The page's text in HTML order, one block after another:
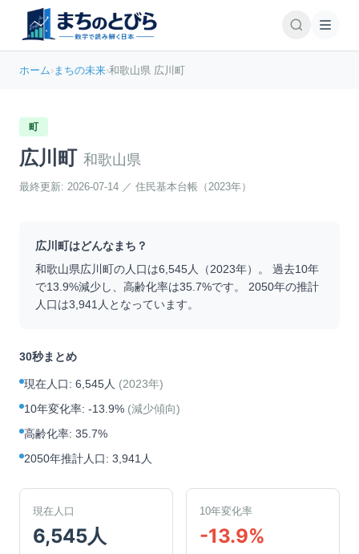
ホーム›まちの未来›和歌山県 広川町
町
広川町 和歌山県
最終更新: 2026-07-14 ／ 住民基本台帳（2023年）
広川町はどんなまち？
和歌山県広川町の人口は6,545人（2023年）。 過去10年
で13.9%減少し、高齢化率は35.7%です。 2050年の推計
人口は3,941 人となっています。
30秒まとめ
現在人口: 6,545人 (2023年)
10年変化率: -13.9% (減少傾向)
高齢化率: 35.7%
2050年推計人口: 3,941人
現在人口
6,545人
10年変化率
-13.9%